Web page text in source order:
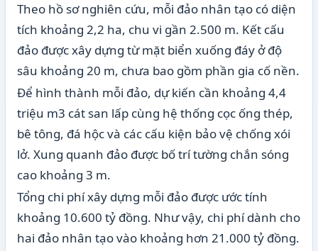
Theo hồ sơ nghiên cứu, mỗi đảo nhân tạo có diện
tích khoảng 2,2 ha, chu vi gần 2.500 m. Kết cấu
đảo được xây dựng từ mặt biển xuống đáy ở độ
sâu khoảng 20 m, chưa bao gồm phần gia cố nền.
Để hình thành mỗi đảo, dự kiến cần khoảng 4,4
triệu m3 cát san lấp cùng hệ thống cọc ống thép,
bê tông, đá hộc và các cấu kiện bảo vệ chống xói
lở. Xung quanh đảo được bố trí tường chắn sóng
cao khoảng 3 m.
Tổng chi phí xây dựng mỗi đảo được ước tính
khoảng 10.600 tỷ đồng. Như vậy, chi phí dành cho
hai đảo nhân tạo vào khoảng hơn 21.000 tỷ đồng.